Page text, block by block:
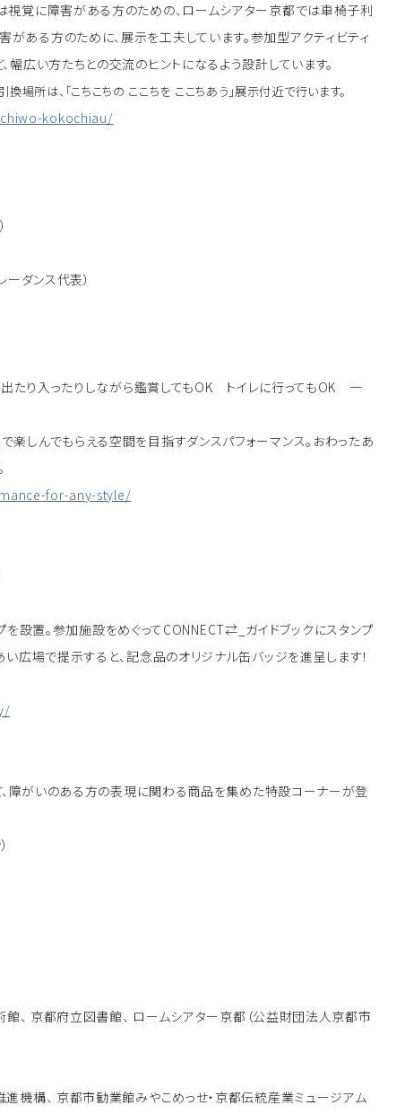
視覚に障害がある方のための、ロームシアター京都では車椅子利
ある方のために、展示を工夫しています。参加型アクティビティ
幅広い方たちとの交流のヒントになるよう設計しています。
所は、「こちこちの ここちを ここちあう」展示付近で行います。
kokochiau/
ーダンス代表）
たり入ったりしながら鑑賞してもOK トイレに行ってもOK 一
しんでもらえる空間を目指すダンスパフォーマンス。おわったあ
for-any-style/
設置。参加施設をめぐってCONNECT⇄_ガイドブックにスタンプ
広場で提示すると、記念品のオリジナル缶バッジを進呈します！
障がいのある方の表現に関わる商品を集めた特設コーナーが登
、 京都府立図書館、 ロームシアター京都（公益財団法人京都市
機構、 京都市勧業館みやこめっせ・京都伝統産業ミュージアム